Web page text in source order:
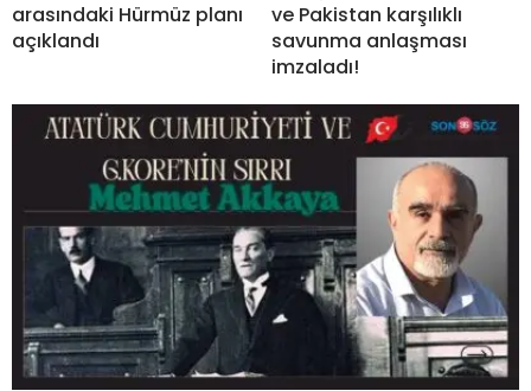
arasındaki Hürmüz planı
açıklandı
ve Pakistan karşılıklı
savunma anlaşması
imzaladı!